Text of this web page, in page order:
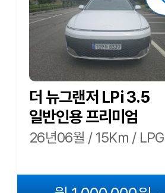
더 뉴그랜저 LPi 3.5
일반인용 프리미엄
26년06월 / 15Km / LPG